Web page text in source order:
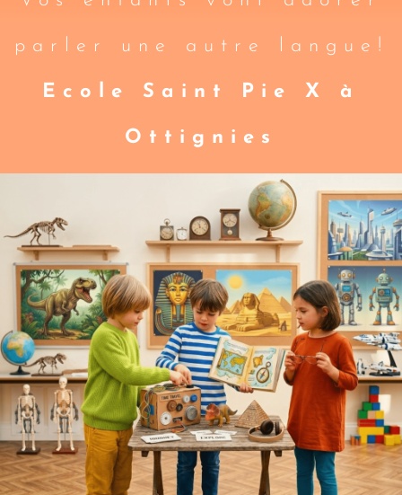
parler une autre langue!
Ecole Saint Pie X à
Ottignies